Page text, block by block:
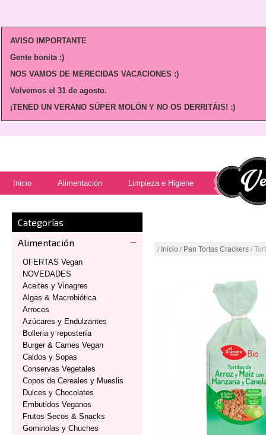
AVISO IMPORTANTE
Gente bonita :)
NOS VAMOS DE MERECIDAS VACACIONES :)
Volvemos el 31 de agosto.
¡TENED UN VERANO SÚPER MOLÓN Y NO OS DERRITÁIS! :)
Inicio Alimentación Limpieza e Higiene
Categorías
Alimentación
OFERTAS Vegan
NOVEDADES
Aceites y Vinagres
Algas & Macrobiótica
Arroces
Azúcares y Endulzantes
Bolleria y repostería
Burger & Carnes Vegan
Caldos y Sopas
Conservas Vegetales
Copos de Cereales y Mueslis
Dulces y Chocolates
Embutidos Veganos
Frutos Secos & Snacks
Gominolas y Chuches
/ Inicio / Pan Tortas Crackers /